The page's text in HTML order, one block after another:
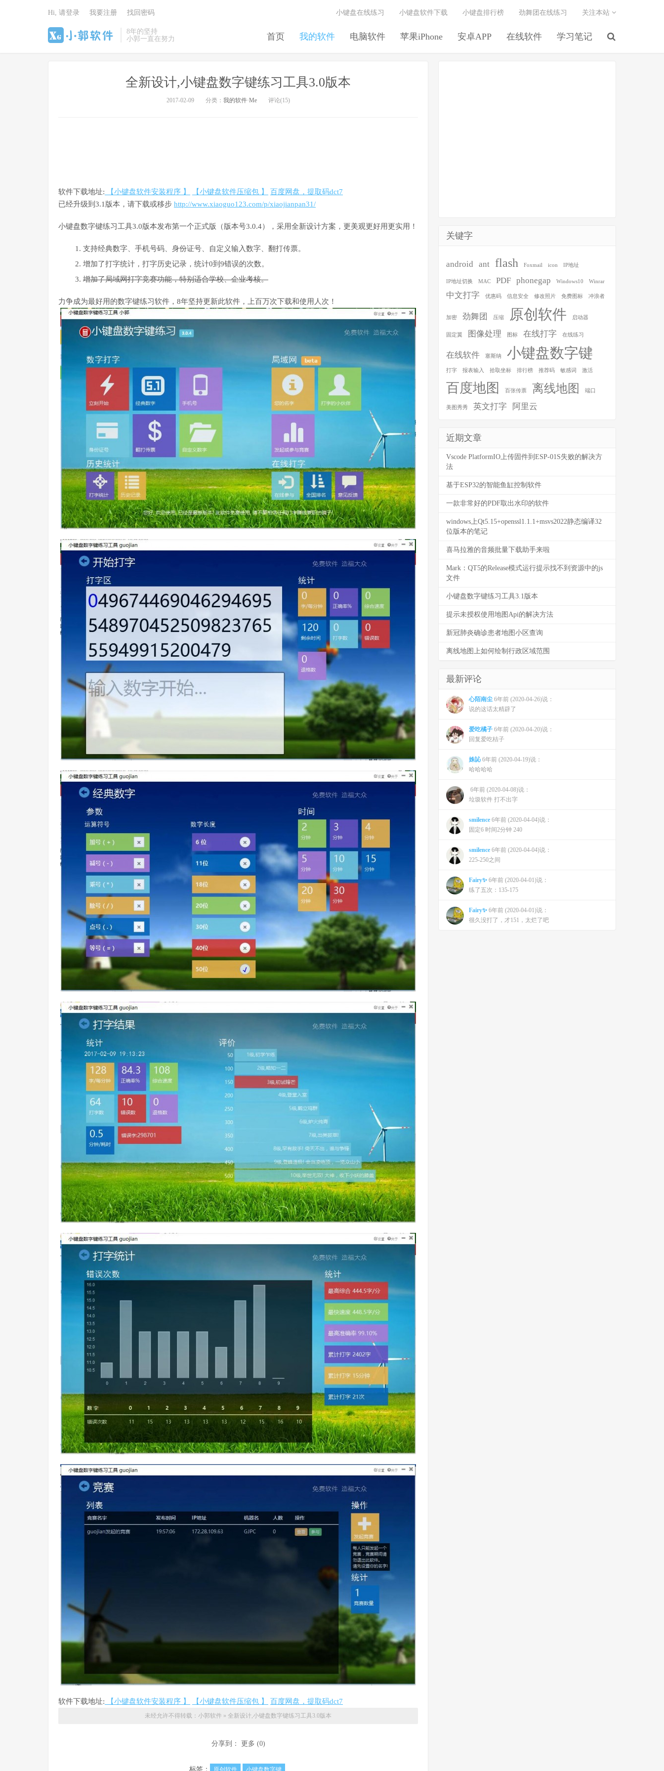
8年的坚持
小郭一直在努力
首页 我的软件 电脑软件 苹果iPhone 安卓APP 在线软件 学习笔记
小键盘在线练习 小键盘软件下载 小键盘排行榜 劲舞团在线练习 关注本站
Hi, 请登录 我要注册 找回密码
全新设计,小键盘数字键练习工具3.0版本
2017-02-09 分类： 我的软件·Me 评论(15)
软件下载地址: 【小键盘软件安装程序 】 【小键盘软件压缩包 】
百度网盘，提取码dct7
已经升级到3.1版本，请下载或移步 http://www.xiaoguo123.com/p/xiaojianpan31/
小键盘数字键练习工具3.0版本发布第一个正式版（版本号3.0.4），采用全新设计方案，更美观更好用更实用！
支持经典数字、手机号码、身份证号、自定义输入数字、翻打传票。
增加了打字统计，打字历史记录，统计0到9错误的次数。
增加了局域网打字竞赛功能，特别适合学校、企业考核。
力争成为最好用的数字键练习软件，8年坚持更新此软件，上百万次下载和使用人次！
软件下载地址: 【小键盘软件安装程序 】 【小键盘软件压缩包 】 百度网盘，提取码dct7
未经允许不得转载： 小郭软件 » 全新设计,小键盘数字键练习工具3.0版本
分享到： 更多 (0)
标签： 原创软件 小键盘数字键
关键字
android ant flash Foxmail icon IP地址
IP地址切换 MAC PDF phonegap Windows10 Winrar
中文打字 优惠码 信息安全 修改照片 免费图标 冲浪者
加密 劲舞团 压缩 原创软件 启动器
固定翼 图像处理 图标 在线打字 在线练习
在线软件 塞斯纳 小键盘数字键
打字 报表输入 拾取坐标 排行榜 推荐码 敏感词 激活
百度地图 百张传票 离线地图 端口
美图秀秀 英文打字 阿里云
近期文章
Vscode PlatformIO上传固件到ESP-01S失败的解决方
法
基于ESP32的智能鱼缸控制软件
一款非常好的PDF取出水印的软件
windows上Qt5.15+openssl1.1.1+msvs2022静态编译32
位版本的笔记
喜马拉雅的音频批量下载助手来啦
Mark：QT5的Release模式运行提示找不到资源中的js
文件
小键盘数字键练习工具3.1版本
提示未授权使用地图Api的解决方法
新冠肺炎确诊患者地图小区查询
离线地图上如何绘制行政区域范围
最新评论
心陌南尘 6年前 (2020-04-26)说：
说的这话太精辟了
爱吃橘子 6年前 (2020-04-20)说：
回复爱吃桔子
姝訫6年前 (2020-04-19)说：
哈哈哈哈
6年前 (2020-04-08)说：
垃圾软件 打不出字
smilence 6年前 (2020-04-04)说：
固定6 时间2分钟 240
smilence 6年前 (2020-04-04)说：
225-250之间
Fairy✨ 6年前 (2020-04-01)说：
练了五次：135-175
Fairy✨ 6年前 (2020-04-01)说：
很久没打了，才151，太烂了吧